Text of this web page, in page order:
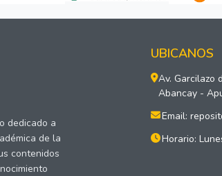
dedicado a
de la
contenidos
UBICANOS
Av. Garcilazo
Abancay -
Email:
Horario: